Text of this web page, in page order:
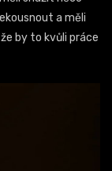
a měli
by to kvůli práce